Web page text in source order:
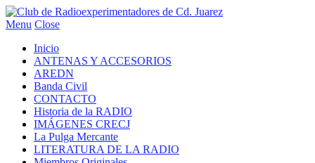
Menu Close
Inicio
ANTENAS Y ACCESORIOS
AREDN
Banda Civil
CONTACTO
Historia de la RADIO
IMÁGENES CRECJ
La Pulga Mercante
LITERATURA DE LA RADIO